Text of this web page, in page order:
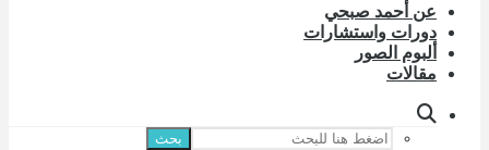
عن أحمد صبحي
دورات واستشارات
ألبوم الصور
مقالات
بحث